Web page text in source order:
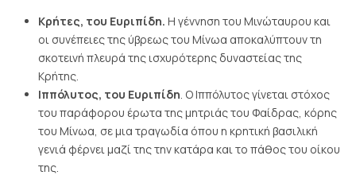
Κρήτες, του Ευριπίδη. Η γέννηση του Μινώταυρου και
οι συνέπειες της ύβρεως του Μίνωα αποκαλύπτουν τη
σκοτεινή πλευρά της ισχυρότερης δυναστείας της
Κρήτης.
Ιππόλυτος, του Ευριπίδη. Ο Ιππόλυτος γίνεται στόχος
του παράφορου έρωτα της μητριάς του Φαίδρας, κόρης
του Μίνωα, σε μια τραγωδία όπου η κρητική βασιλική
γενιά φέρνει μαζί της την κατάρα και το πάθος του οίκου
της.